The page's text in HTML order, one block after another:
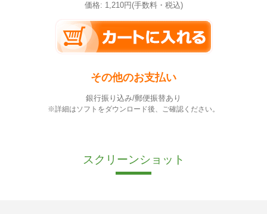
価格: 1,210円(手数料・税込)
その他のお支払い
銀行振り込み/郵便振替あり
※詳細はソフトをダウンロード後、ご確認ください。
スクリーンショット